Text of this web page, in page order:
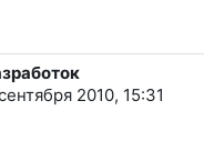
2010, 15:31